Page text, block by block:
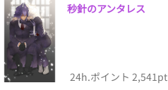
秒針のアンタレス
24h.ポイント 2,541pt